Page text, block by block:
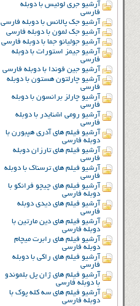
آرشیو جری لوئیس با دوبله
فارسی
آرشیو جک پالانس با دوبله فارسی
آرشیو جک لمون با دوبله فارسی
آرشیو جولیانو جما با دوبله فارسی
آرشیو جیمز استورات با دوبله
فارسی
آرشیو جین فوندا با دوبله فارسی
آرشیو چارلتون هستون با دوبله
فارسی
آرشیو چارلز برانسون با دوبله
فارسی
آرشیو رومی اشنایدر با دوبله
فارسی
آرشیو فیلم های آدری هپبورن با
دوبله فارسی
آرشیو فیلم های تارزان دوبله
فارسی
آرشیو فیلم های ترسناک با دوبله
فارسی
آرشیو فیلم های چیچو فرانکو با
دوبله فارسی
آرشیو فیلم های دیدی دوبله
فارسی
آرشیو فیلم های دین مارتین با
دوبله فارسی
آرشیو فیلم های رابرت میچام
دوبله فارسی
آرشیو فیلم های راکی با دوبله
فارسی
آرشیو فیلم های ژان پل بلموندو
با دوبله فارسی
آرشیو فیلم های سه کله پوک با
دوبله فارسی